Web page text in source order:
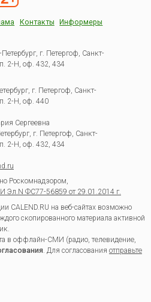
Контакты Информеры
г. Петергоф, Санкт-
2-Н, оф. 432, 434
г. Петергоф, Санкт-
2-Н, оф. 440
Сергеевна
г. Петергоф Санкт-
2-Н, оф. 432, 434
Роскомнадзором,
Эл.N ФС77-56859 от 29.01.2014 г.
CALEND.RU на веб-сайтах возможно
скопированного материала активной
в оффлайн-СМИ (радио, телевидение,
. Для согласования отправьте